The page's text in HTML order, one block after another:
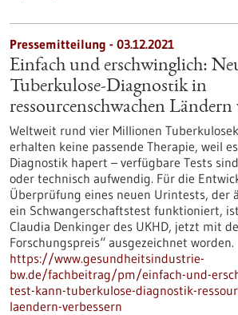
Pressemitteilung - 03.12.2021
Einfach und erschwinglich:
Tuberkulose-Diagnostik in
ressourcenschwachen Ländern
Weltweit rund vier Millionen
erhalten keine passende Therapie, weil
Diagnostik hapert – verfügbare Tests
oder technisch aufwendig. Für die
Überprüfung eines neuen Urintests, der
ein Schwangerschaftstest funktioniert,
Claudia Denkinger des UKHD, jetzt mit
Forschungspreis“ ausgezeichnet worden.
https://www.gesundheitsindustrie-
bw.de/fachbeitrag/pm/einfach-und-
test-kann-tuberkulose-diagnostik-
laendern-verbessern